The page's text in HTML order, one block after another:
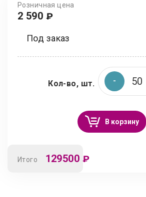
Розничная цена
2 590 ₽
Под заказ
Кол-во, шт.
В корзину
Итого 129500 ₽